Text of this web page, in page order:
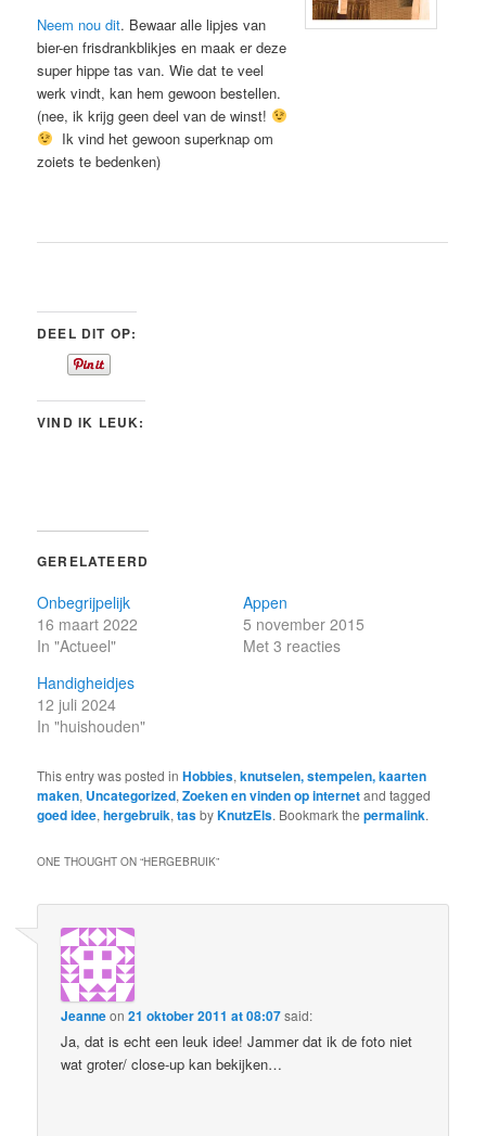
Neem nou dit. Bewaar alle lipjes van
bier-en frisdrankblikjes en maak er deze
super hippe tas van. Wie dat te veel
werk vindt, kan hem gewoon bestellen.
(nee, ik krijg geen deel van de winst!
Ik vind het gewoon superknap om
zoiets te bedenken)
DEEL DIT OP:
VIND IK LEUK:
GERELATEERD
Onbegrijpelijk
16 maart 2022
In "Actueel"
Appen
5 november 2015
Met 3 reacties
Handigheidjes
12 juli 2024
In "huishouden"
This entry was posted inHobbies,knutselen, stempelen, kaarten
maken, Uncategorized,Zoeken en vinden op internetand tagged
goed idee,hergebruik,tasbyKnutzEls. Bookmark thepermalink.
ONE THOUGHT ON “HERGEBRUIK”
Jeanneon21 oktober 2011 at 08:07said:
Ja, dat is echt een leuk idee! Jammer dat ik de foto niet
wat groter/ close-up kan bekijken…